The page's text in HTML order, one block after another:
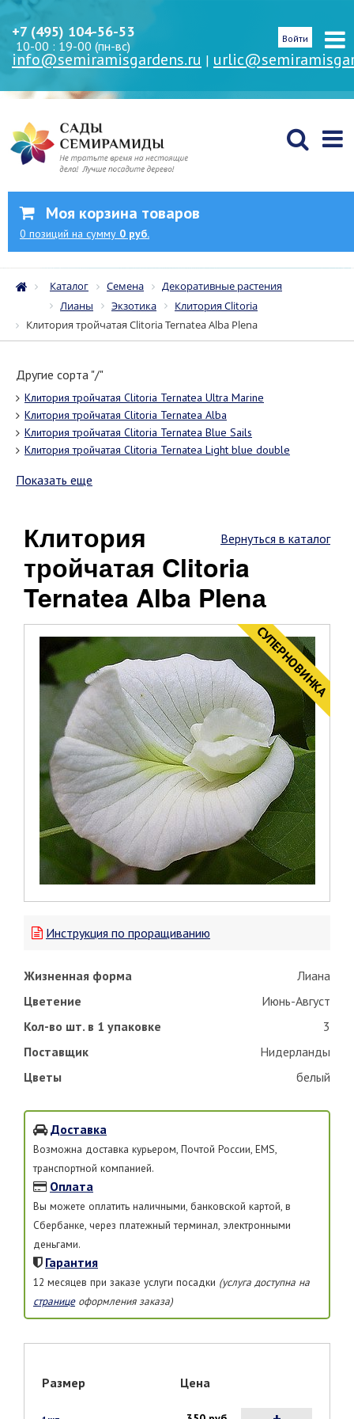
+7 (495) 104-56-53
10-00 : 19-00 (пн-вс)
info@semiramisgardens.ru |
Войти
Моя корзина товаров
0 позиций на сумму 0 руб.
Каталог Семена
Декоративные растения
Лианы
Экзотика
Клитория Clitoria
Клитория тройчатая Clitoria Ternatea Alba Plenа
Другие сорта "/"
Клитория тройчатая Clitoria Ternatea Ultra Marine
Клитория тройчатая Clitoria Ternatea Alba
Клитория тройчатая Clitoria Ternatea Blue Sails
Клитория тройчатая Clitoria Ternatea Light blue double
Показать еще
Вернуться в каталог
Клитория
тройчатая Clitoria
Ternatea Alba Plenа
CУПЕРНОВИНКА
Инструкция по проращиванию
Жизненная форма
Лиана
Цветение
Июнь-Август
Кол-во шт. в 1 упаковке
3
Поставщик
Нидерланды
Цветы
белый
Доставка
Возможна доставка курьером, Почтой России, EMS,
транспортной компанией.
Оплата
Вы можете оплатить наличными, банковской картой, в
Сбербанке, через платежный терминал, электронными
деньгами.
Гарантия
12 месяцев при заказе услуги посадки (услуга доступна на
страницеоформления заказа)
Размер Цена